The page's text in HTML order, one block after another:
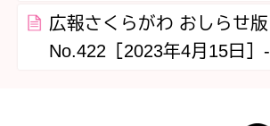
広報さくらがわ おしらせ版
No.422［2023年4月15日］‐